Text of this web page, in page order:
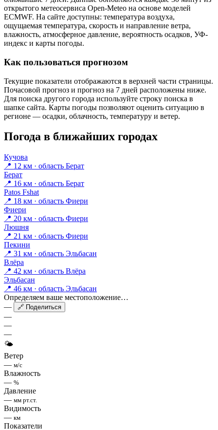
открытого метеосервиса Open-Meteo на основе моделей
ECMWF. На сайте доступны: температура воздуха,
ощущаемая температура, скорость и направление ветра,
влажность, атмосферное давление, вероятность осадков, УФ-
индекс и карты погоды.
Как пользоваться прогнозом
Текущие показатели отображаются в верхней части страницы.
Почасовой прогноз и прогноз на 7 дней расположены ниже.
Для поиска другого города используйте строку поиска в
шапке сайта. Карты погоды позволяют оценить ситуацию в
регионе — осадки, облачность, температуру и ветер.
Погода в ближайших городах
Кучова
📍 12 км · область Берат
Берат
📍 16 км · область Берат
Patos Fshat
📍 18 км · область Фиери
Фиери
📍 20 км · область Фиери
Люшня
📍 21 км · область Фиери
Пекини
📍 31 км · область Эльбасан
Влёра
📍 42 км · область Влёра
Эльбасан
📍 46 км · область Эльбасан
Определяем ваше местоположение…
—
🔗 Поделиться
—
—
—
🌤
Ветер
— м/с
Влажность
— %
Давление
— мм рт.ст.
Видимость
— км
Показатели